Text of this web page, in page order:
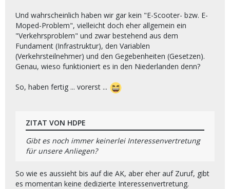
Und wahrscheinlich haben wir gar kein "E-Scooter- bzw. E-
Moped-Problem", vielleicht doch eher allgemein ein
"Verkehrsproblem" und zwar bestehend aus dem
Fundament (Infrastruktur), den Variablen
(Verkehrsteilnehmer) und den Gegebenheiten (Gesetzen).
Genau, wieso funktioniert es in den Niederlanden denn?
So, haben fertig ... vorerst ...
ZITAT VON HDPE
Gibt es noch immer keinerlei Interessenvertretung
für unsere Anliegen?
So wie es aussieht bis auf die AK, aber eher auf Zuruf, gibt
es momentan keine dedizierte Interessenvertretung.